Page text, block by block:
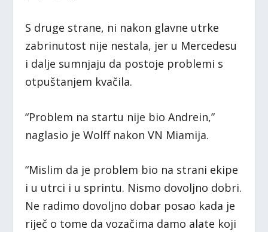
S druge strane, ni nakon glavne utrke
zabrinutost nije nestala, jer u Mercedesu
i dalje sumnjaju da postoje problemi s
otpuštanjem kvačila.
“Problem na startu nije bio Andrein,”
naglasio je Wolff nakon VN Miamija.
“Mislim da je problem bio na strani ekipe
i u utrci i u sprintu. Nismo dovoljno dobri.
Ne radimo dovoljno dobar posao kada je
riječ o tome da vozačima damo alate koji